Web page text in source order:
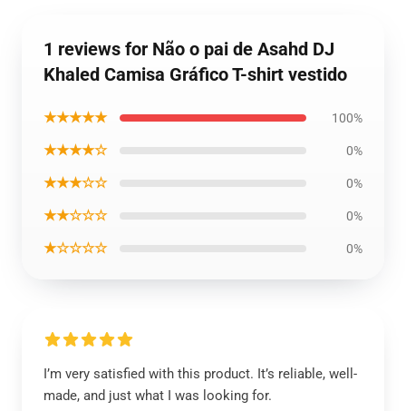
1 reviews for Não o pai de Asahd DJ
Khaled Camisa Gráfico T-shirt vestido
★★★★★ 100%
★★★★☆ 0%
★★★☆☆ 0%
★★☆☆☆ 0%
★☆☆☆☆ 0%
I’m very satisfied with this product. It’s reliable, well-
made, and just what I was looking for.